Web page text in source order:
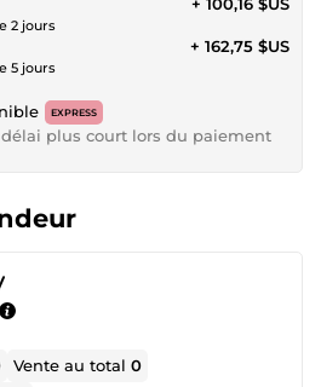
2 jours
5 jours
+ 162,75 $US
EXPRESS
plus court lors du paiement
Vente au total0